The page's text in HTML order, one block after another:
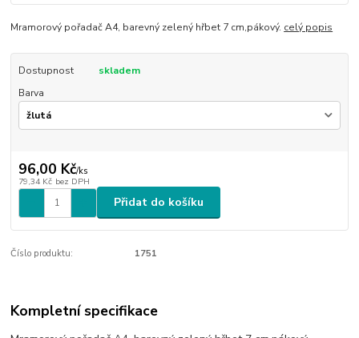
Mramorový pořadač A4, barevný zelený hřbet 7 cm,pákový. celý popis
Dostupnost
skladem
Barva
96,00 Kč/ks
79,34 Kč bez DPH
Přidat do košíku
Číslo produktu: 1751
Kompletní specifikace